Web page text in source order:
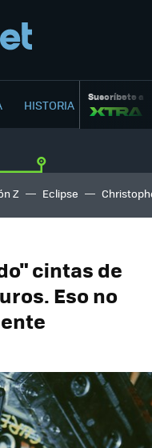
HISTORIA Suscríbete a
Z Eclipse
cintas de
Eso no